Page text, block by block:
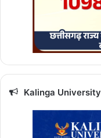
Kalinga University